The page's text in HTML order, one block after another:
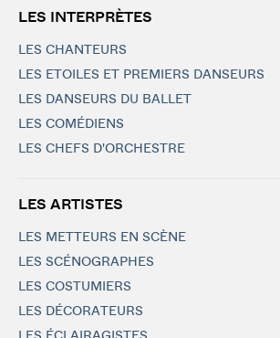
LES INTERPRÈTES
LES CHANTEURS
LES ETOILES ET PREMIERS DANSEURS
LES DANSEURS DU BALLET
LES COMÉDIENS
LES CHEFS D'ORCHESTRE
LES ARTISTES
LES METTEURS EN SCÈNE
LES SCÉNOGRAPHES
LES COSTUMIERS
LES DÉCORATEURS